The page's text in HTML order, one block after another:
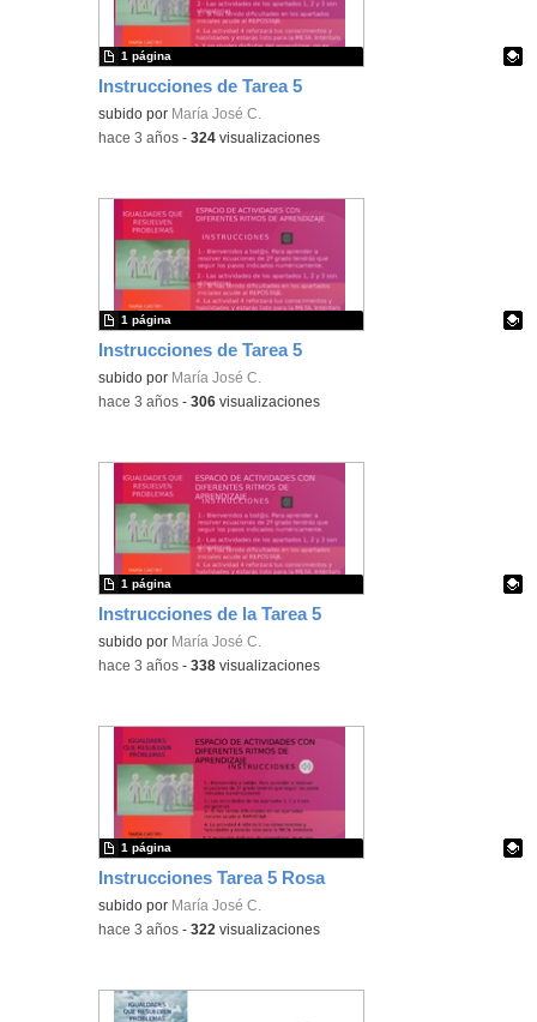
Instrucciones de Tarea 5
Contenido educativo.
subido por María José C.
1 página
-hace 3 años -324 visualizaciones
Instrucciones de Tarea 5
Contenido educativo.
subido por María José C.
1 página
-hace 3 años -306 visualizaciones
Instrucciones de la Tarea 5
Contenido educativo.
subido por María José C.
1 página
-hace 3 años -338 visualizaciones
Instrucciones Tarea 5 Rosa
Contenido educativo.
subido por María José C.
1 página
-hace 3 años -322 visualizaciones